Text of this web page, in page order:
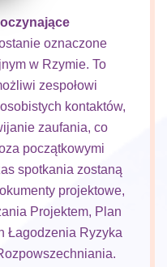
oznaczone
w Rzymie. To
zespołowi
kontaktów,
zaufania, co
początkowymi
spotkania zostaną
projektowe,
Projektem, Plan
Łagodzenia Ryzyka